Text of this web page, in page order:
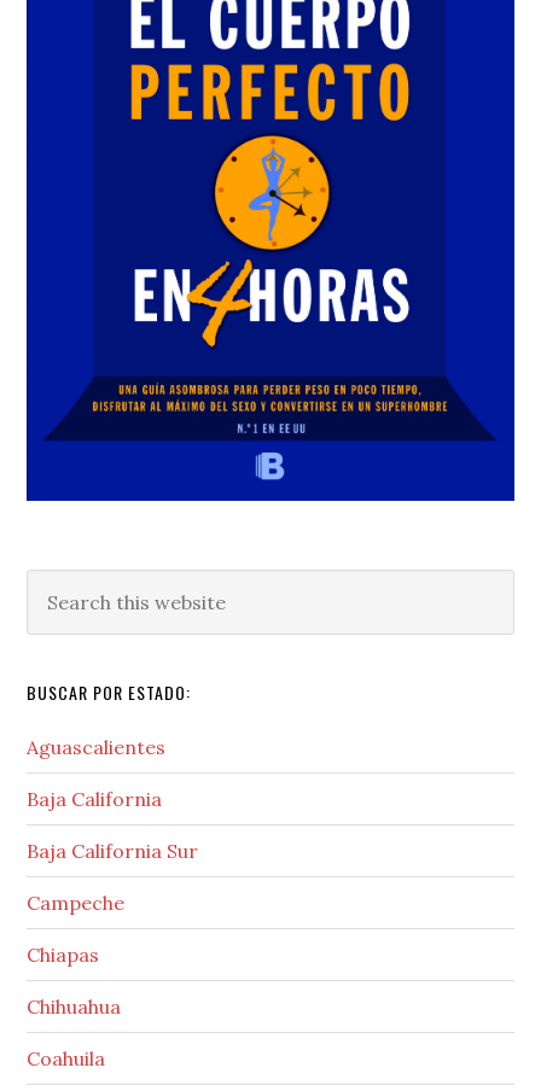
this
BUSCAR POR ESTADO:
Aguascalientes
Baja California
Baja California Sur
Campeche
Chiapas
Chihuahua
Coahuila